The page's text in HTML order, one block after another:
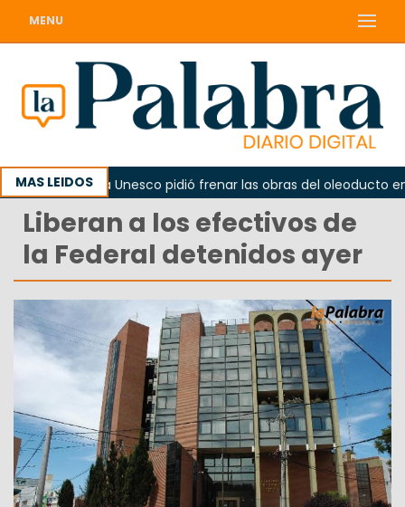
MENU
MAS LEIDOSLa Unesco pidió frenar las obras del oleoducto en
Liberan a los efectivos de
la Federal detenidos ayer